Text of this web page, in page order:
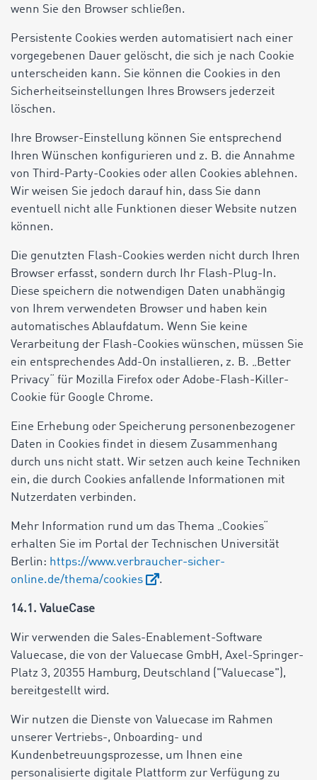
wenn Sie den Browser schließen.
Persistente Cookies werden automatisiert nach einer
vorgegebenen Dauer gelöscht, die sich je nach Cookie
unterscheiden kann. Sie können die Cookies in den
Sicherheitseinstellungen Ihres Browsers jederzeit
löschen.
Ihre Browser-Einstellung können Sie entsprechend
Ihren Wünschen konfigurieren und z. B. die Annahme
von Third-Party-Cookies oder allen Cookies ablehnen.
Wir weisen Sie jedoch darauf hin, dass Sie dann
eventuell nicht alle Funktionen dieser Website nutzen
können.
Die genutzten Flash-Cookies werden nicht durch Ihren
Browser erfasst, sondern durch Ihr Flash-Plug-In.
Diese speichern die notwendigen Daten unabhängig
von Ihrem verwendeten Browser und haben kein
automatisches Ablaufdatum. Wenn Sie keine
Verarbeitung der Flash-Cookies wünschen, müssen Sie
ein entsprechendes Add-On installieren, z. B. „Better
Privacy“ für Mozilla Firefox oder Adobe-Flash-Killer-
Cookie für Google Chrome.
Eine Erhebung oder Speicherung personenbezogener
Daten in Cookies findet in diesem Zusammenhang
durch uns nicht statt. Wir setzen auch keine Techniken
ein, die durch Cookies anfallende Informationen mit
Nutzerdaten verbinden.
Mehr Information rund um das Thema „Cookies“
erhalten Sie im Portal der Technischen Universität
Berlin: https://www.verbraucher-sicher-
online.de/thema/cookies
.
14.1. ValueCase
Wir verwenden die Sales-Enablement-Software
Valuecase, die von der Valuecase GmbH, Axel-Springer-
Platz 3, 20355 Hamburg, Deutschland ("Valuecase"),
bereitgestellt wird.
Wir nutzen die Dienste von Valuecase im Rahmen
unserer Vertriebs-, Onboarding- und
Kundenbetreuungsprozesse, um Ihnen eine
personalisierte digitale Plattform zur Verfügung zu